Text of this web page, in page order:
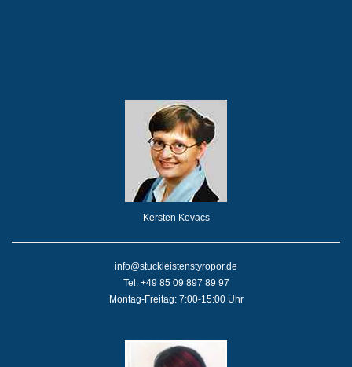
Kersten Kovacs
info@stuckleistenstyropor.de
Tel: +49 85 09 897 89 97
Montag-Freitag: 7:00-15:00 Uhr